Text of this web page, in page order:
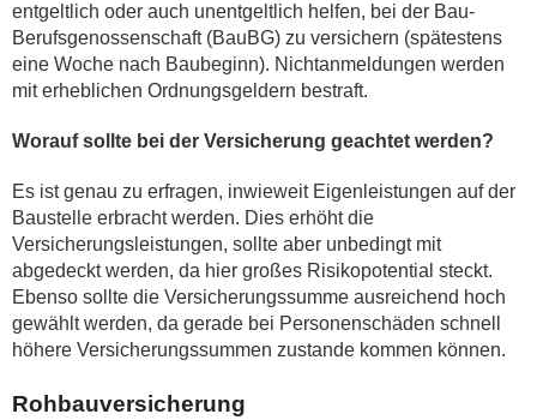
entgeltlich oder auch unentgeltlich helfen, bei der Bau-
Berufsgenossenschaft (BauBG) zu versichern (spätestens
eine Woche nach Baubeginn). Nichtanmeldungen werden
mit erheblichen Ordnungsgeldern bestraft.
Worauf sollte bei der Versicherung geachtet werden?
Es ist genau zu erfragen, inwieweit Eigenleistungen auf der
Baustelle erbracht werden. Dies erhöht die
Versicherungsleistungen, sollte aber unbedingt mit
abgedeckt werden, da hier großes Risikopotential steckt.
Ebenso sollte die Versicherungssumme ausreichend hoch
gewählt werden, da gerade bei Personenschäden schnell
höhere Versicherungssummen zustande kommen können.
Rohbauversicherung